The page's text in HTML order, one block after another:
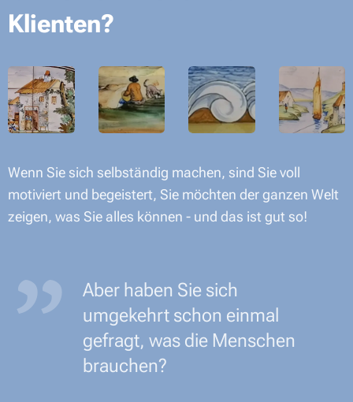
Klienten?
Wenn Sie sich selbständig machen, sind Sie voll
motiviert und begeistert, Sie möchten der ganzen Welt
zeigen, was Sie alles können - und das ist gut so!
Aber haben Sie sich
umgekehrt schon einmal
gefragt, was die Menschen
brauchen?